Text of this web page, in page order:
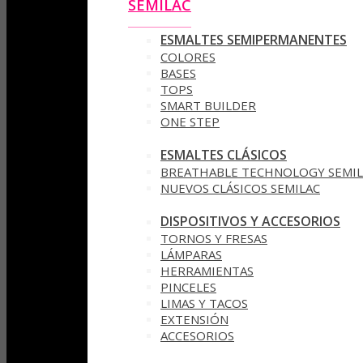
SEMILAC
ESMALTES SEMIPERMANENTES
COLORES
BASES
TOPS
SMART BUILDER
ONE STEP
ESMALTES CLÁSICOS
BREATHABLE TECHNOLOGY
NUEVOS CLÁSICOS SEMILAC
DISPOSITIVOS Y ACCESORIOS
TORNOS Y FRESAS
LÁMPARAS
HERRAMIENTAS
PINCELES
LIMAS Y TACOS
EXTENSIÓN
ACCESORIOS